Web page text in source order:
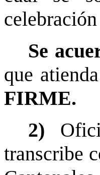
Se
que
FIRME.
2)
transcribe